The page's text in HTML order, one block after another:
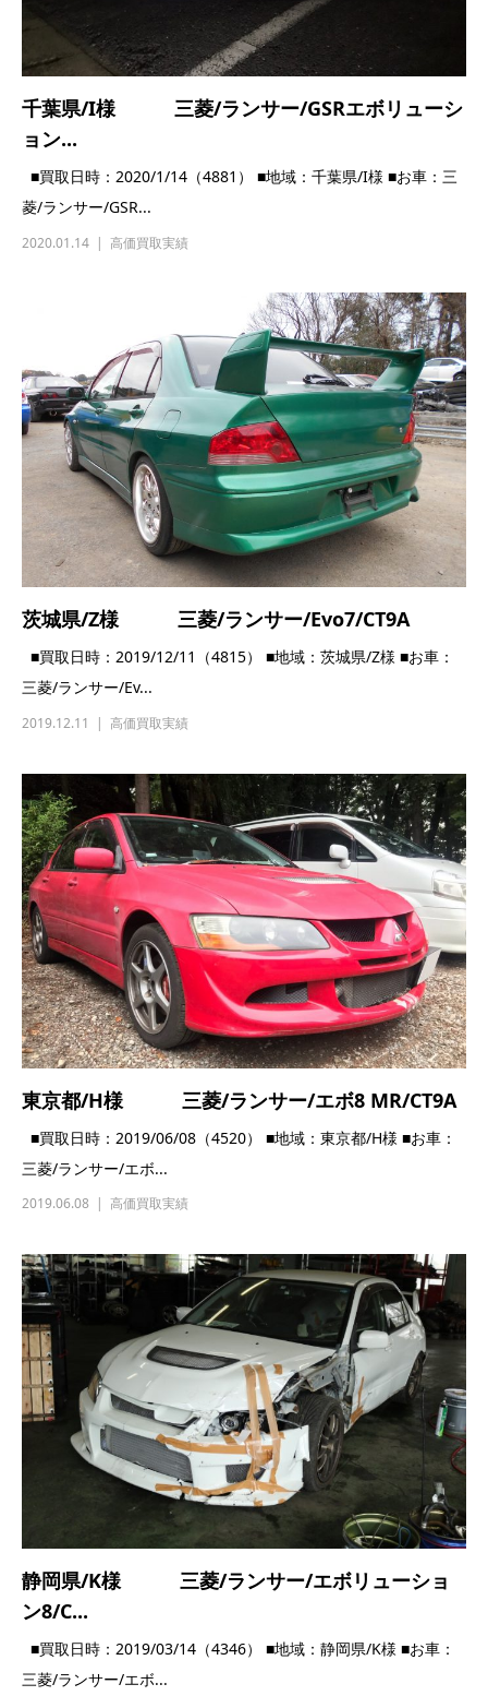
2020.01.14
茨城県/Z様 三菱/ランサー/Evo7/CT9A
■買取日時：2019/12/11（4815） ■地域：茨城県/Z様 ■お車：
三菱/ランサー/Ev...
2019.12.11 高価買取実績
東京都/H様 三菱/ランサー/エボ8 MR/CT9A
■買取日時：2019/06/08（4520） ■地域：東京都/H様 ■お車：
三菱/ランサー/エボ...
2019.06.08 高価買取実績
静岡県/K様 三菱/ランサー/エボリューショ
ン8/C...
■買取日時：2019/03/14（4346） ■地域：静岡県/K様 ■お車：
三菱/ランサー/エボ...
高価買取実績